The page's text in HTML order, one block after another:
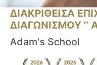
ΔΙΑΚΡΙΘΕΙΣΑ
ΔΙΑΓΩΝΙΣΜΟΥ ‘’
Adam's School